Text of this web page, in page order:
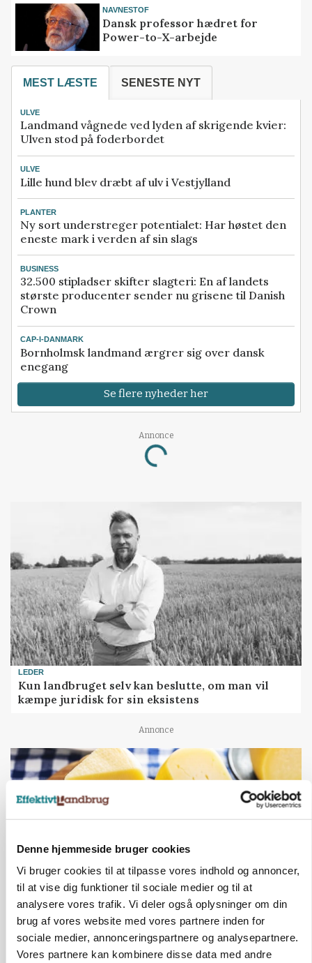
Denne hjemmeside bruger cookies
Vi bruger cookies til at tilpasse vores indhold og annoncer,
til at vise dig funktioner til sociale medier og til at
analysere vores trafik. Vi deler også oplysninger om din
brug af vores website med vores partnere inden for
sociale medier, annonceringspartnere og analysepartnere.
Vores partnere kan kombinere disse data med andre
NAVNESTOF
Dansk professor hædret for
Power-to-X-arbejde
MEST LÆSTE SENESTE NYT
ULVE
Landmand vågnede ved lyden af skrigende kvier:
Ulven stod på foderbordet
ULVE
Lille hund blev dræbt af ulv i Vestjylland
PLANTER
Ny sort understreger potentialet: Har høstet den
eneste mark i verden af sin slags
BUSINESS
32.500 stipladser skifter slagteri: En af landets
største producenter sender nu grisene til Danish
Crown
CAP-I-DANMARK
Bornholmsk landmand ærgrer sig over dansk
enegang
Se flere nyheder her
Annonce
Loading...
LEDER
Kun landbruget selv kan beslutte, om man vil
kæmpe juridisk for sin eksistens
Annonce
MARKED
Opturen taber pusten på global mejeriauktion